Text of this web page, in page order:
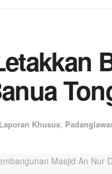
Laporan Khusus,